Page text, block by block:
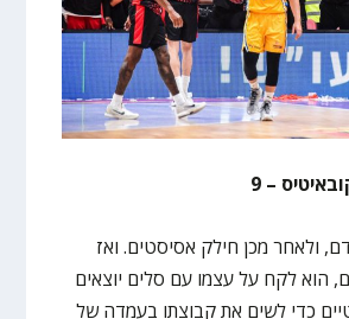
– 9
ולאחר מכן חילק אסיסטים. ואז
הוא לקח על עצמו עם סלים יוצאים
כדי לשים את קבוצתו בעמדה של